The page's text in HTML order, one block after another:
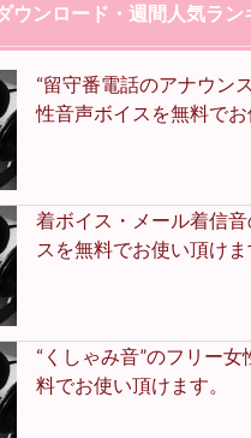
ウンロード・週間人気ラン
“留守番電話のアナウン
性音声ボイスを無料でお
着ボイス・メール着信
スを無料でお使い頂けま
“くしゃみ音”のフリー
料でお使い頂けます。